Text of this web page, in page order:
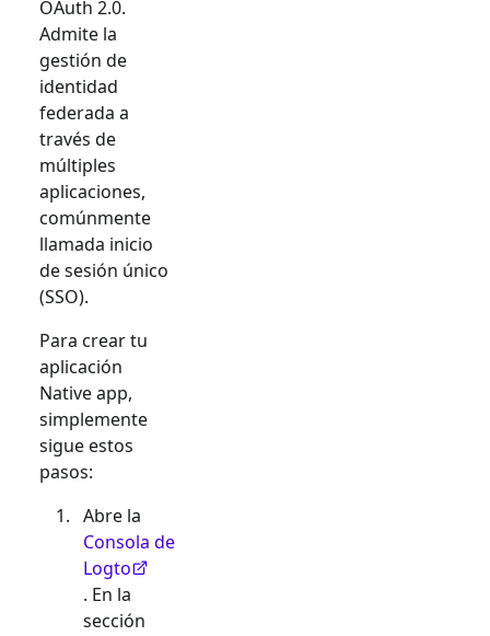
OAuth 2.0.
Admite la
gestión de
identidad
federada a
través de
múltiples
aplicaciones,
comúnmente
llamada inicio
de sesión único
(SSO).
Para crear tu
aplicación
Native app,
simplemente
sigue estos
pasos:
Abre la
Consola de
Logto
. En la
sección